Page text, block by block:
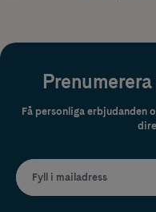
Få personliga erbjudanden
Fyll i mailadress